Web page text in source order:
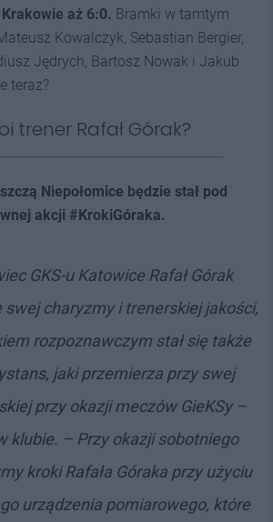
aż 6:0. Bramki w tamtym
Kowalczyk, Sebastian Bergier,
Jędrych, Bartosz Nowak i Jakub
teraz?
trener Rafał Górak?
Niepołomice będzie stał pod
akcji #KrokiGóraka.
GKS-u Katowice Rafał Górak
swej charyzmy i trenerskiej jakości,
rozpoznawczym stał się także
jaki przemierza przy swej
przy okazji meczów GieKSy –
klubie. – Przy okazji sobotniego
kroki Rafała Góraka przy użyciu
urządzenia pomiarowego, które